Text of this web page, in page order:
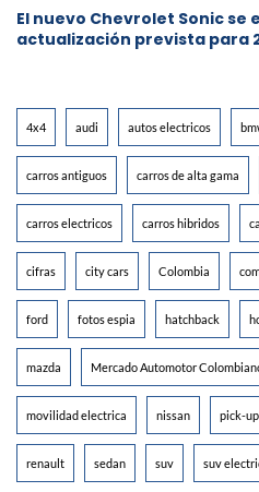
El nuevo Chevrolet Sonic
actualización prevista para
4x4 audi autos electricos
carros antiguos carros de alta gama
carros electricos carros hibridos
cifras city cars Colombia
ford fotos espia hatchback
mazda Mercado Automotor
movilidad electrica nissan pick-up
renault sedan suv suv